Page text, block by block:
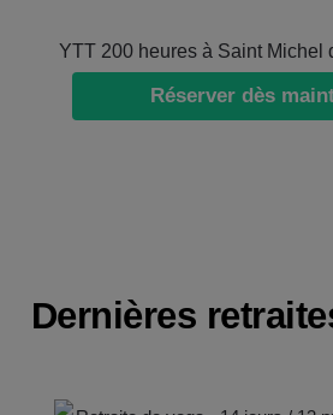
YTT 200 heures à Saint Michel
Ardèche
Réserver dès
Dernières